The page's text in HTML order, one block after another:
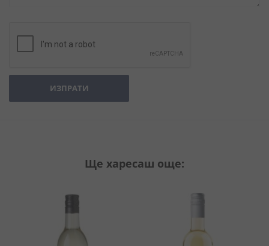
ИЗПРАТИ
Ще харесаш още: